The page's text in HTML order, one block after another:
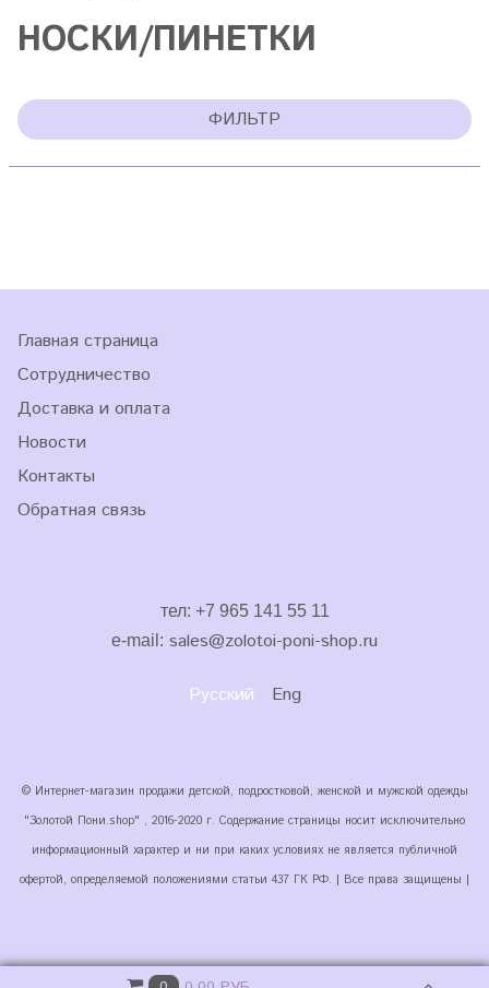
НОСКИ/ПИНЕТКИ
ФИЛЬТР
Главная страница
Сотрудничество
Доставка и оплата
Новости
Контакты
Обратная связь
тел: +7 965 141 55 11
e-mail: sales@zolotoi-poni-shop.ru
Русский Eng
© Интернет-магазин продажи детской, подростковой, женской и мужской одежды
"Золотой Пони.shop" , 2016-2020 г. Содержание страницы носит исключительно
информационный характер и ни при каких условиях не является публичной
офертой, определяемой положениями статьи 437 ГК РФ. | Все права защищены |